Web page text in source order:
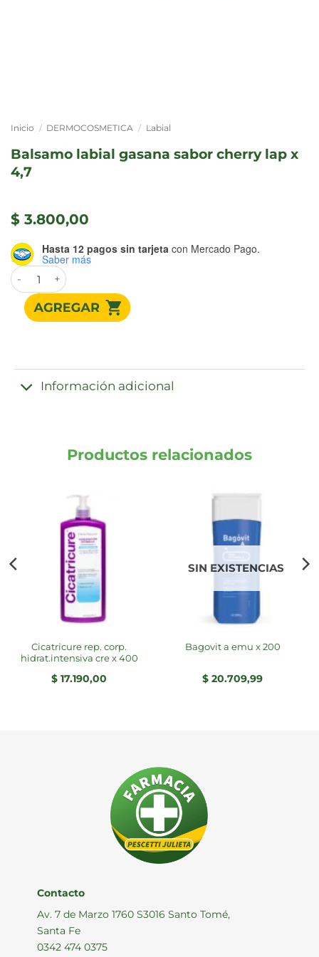
Inicio / DERMOCOSMETICA / Labial
balsamo labial gasana sabor cherry lap x
4,7
$ 3.800,00
Hasta 12 pagos sin tarjeta con Mercado Pago.
Saber más
BALSAMO LABIAL GASANA SABOR CHERRY LAP x 4,7
Información adicional
Productos relacionados
cicatricure rep. corp.
hidrat.intensiva cre x 400
$ 17.190,00
SIN EXISTENCIAS
bagovit a emu x 200
$ 20.709,99
Contacto
Av. 7 de Marzo 1760 S3016 Santo Tomé,
Santa Fe
0342 474 0375